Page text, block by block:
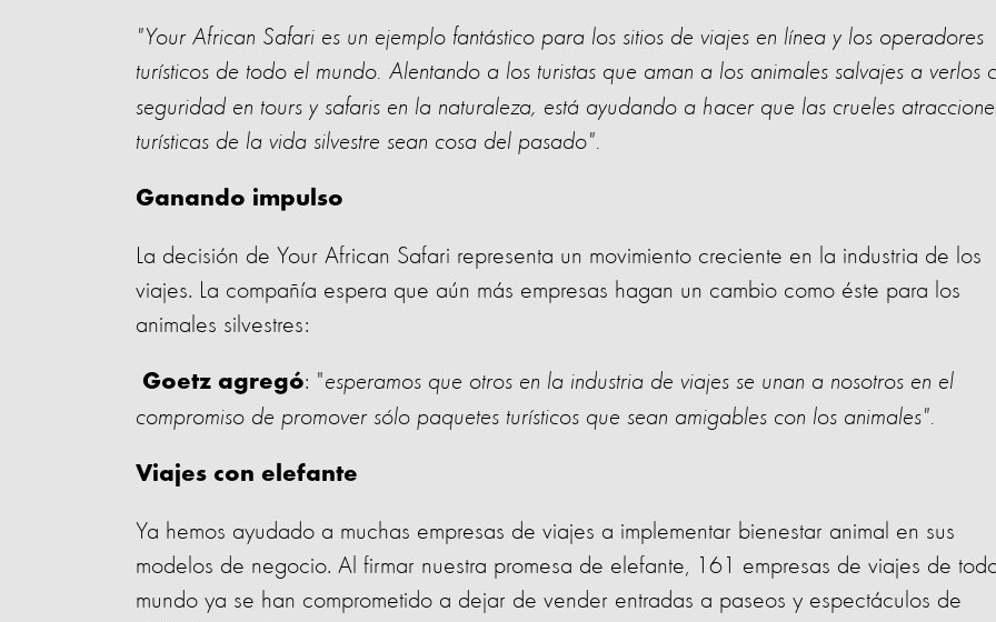
"Your African Safari es un ejemplo fantástico para los sitios de viajes en línea y los operadores
turísticos de todo el mundo. Alentando a los turistas que aman a los animales salvajes a verlos
seguridad en tours y safaris en la naturaleza, está ayudando a hacer que las crueles
turísticas de la vida silvestre sean cosa del pasado".
Ganando impulso
La decisión de Your African Safari representa un movimiento creciente en la industria de los
viajes. La compañía espera que aún más empresas hagan un cambio como éste para los
animales silvestres:
Goetz agregó: "esperamos que otros en la industria de viajes se unan a nosotros en el
compromiso de promover sólo paquetes turísticos que sean amigables con los animales".
Viajes con elefante
Ya hemos ayudado a muchas empresas de viajes a implementar bienestar animal en sus
modelos de negocio. Al firmar nuestra promesa de elefante, 161 empresas de viajes de
mundo ya se han comprometido a dejar de vender entradas a paseos y espectáculos de